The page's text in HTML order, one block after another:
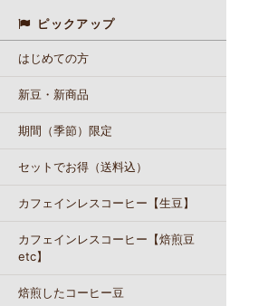
ピックアップ
はじめての方
新豆・新商品
期間（季節）限定
セットでお得（送料込）
カフェインレスコーヒー【生豆】
カフェインレスコーヒー【焙煎豆
etc】
焙煎したコーヒー豆